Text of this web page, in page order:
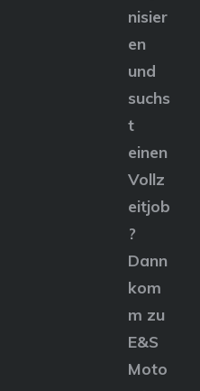
nisier
en
und
suchs
t
einen
Vollz
eitjob
?
Dann
kom
m zu
E&S
Moto